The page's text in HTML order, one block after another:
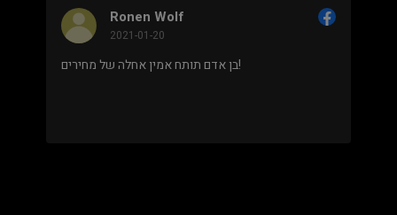
Ronen Wolf
2021-01-20
בן אדם תותח אמין אחלה של מחירים!